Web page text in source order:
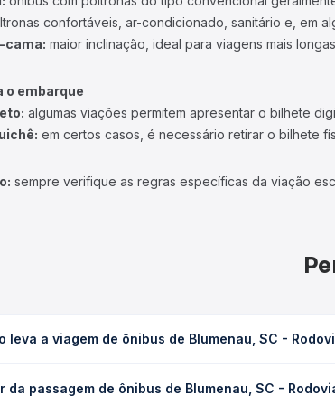
confortáveis, ar-condicionado, sanitário e, em
cama: maior inclinação, ideal para viagens mais
o embarque
algumas viações permitem apresentar o bilhete
em certos casos, é necessário retirar o bilhete
sempre verifique as regras específicas da viação
leva a viagem de ônibus de Blumenau, SC -
de tráfego. Na Quero Passagem você
da passagem de ônibus de Blumenau, SC -